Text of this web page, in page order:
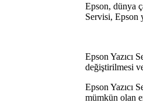
Epson, dünya
Servisi, Epson
Epson Yazıcı
değiştirilmesi
Epson Yazıcı
mümkün olan